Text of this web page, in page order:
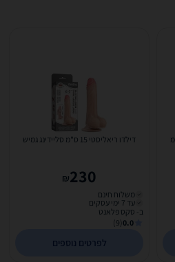
24 ס''מ
דילדו ריאליסטי 15 ס"מ סליידינג גמיש
230
₪
משלוח חינם
עד 7 ימי עסקים
ב- סקס פלאנט
0.0
(9)
לפרטים נוספים